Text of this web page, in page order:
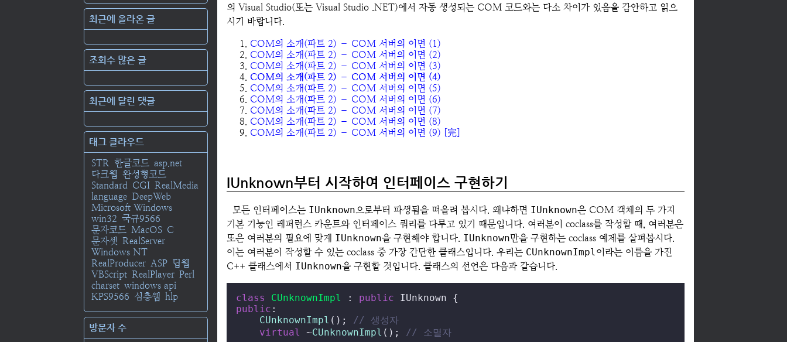
최근에 올라온 글
조회수 많은 글
최근에 달린 댓글
태그 클라우드
STR 한글코드 asp.net
다크웹 완성형코드
Standard CGI RealMedia
language DeepWeb
Microsoft Windows
win32 국규9566
문자코드 MacOS C
문자셋 RealServer
Windows NT
RealProducer ASP 딥웹
VBScript RealPlayer Perl
charset windows api
KPS9566 심층웹 hlp
방문자 수
의 Visual Studio(또는 Visual Studio .NET)에서 자동 생성되는 COM 코드와는 다소 차이가 있음을 감안하고 읽으
시기 바랍니다.
COM의 소개(파트 2) – COM 서버의 이면 (1)
COM의 소개(파트 2) – COM 서버의 이면 (2)
COM의 소개(파트 2) – COM 서버의 이면 (3)
COM의 소개(파트 2) – COM 서버의 이면 (4)
COM의 소개(파트 2) – COM 서버의 이면 (5)
COM의 소개(파트 2) – COM 서버의 이면 (6)
COM의 소개(파트 2) – COM 서버의 이면 (7)
COM의 소개(파트 2) – COM 서버의 이면 (8)
COM의 소개(파트 2) – COM 서버의 이면 (9) [完]
IUnknown부터 시작하여 인터페이스 구현하기
모든 인터페이스는 IUnknown으로부터 파생됨을 떠올려 봅시다. 왜냐하면 IUnknown은 COM 객체의 두 가지
기본 기능인 레퍼런스 카운트와 인터페이스 쿼리를 다루고 있기 때문입니다. 여러분이 coclass를 작성할 때, 여러분은
또은 여러분의 필요에 맞게 IUnknown을 구현해야 합니다. IUnknown만을 구현하는 coclass 예제를 살펴봅시다.
이는 여러분이 작성할 수 있는 coclass 중 가장 간단한 클래스입니다. 우리는 CUnknownImpl이라는 이름을 가진
C++ 클래스에서 IUnknown을 구현할 것입니다. 클래스의 선언은 다음과 같습니다.
class CUnknownImpl : public
public :
CUnknownImpl (); // 생성자
virtual ~CUnknownImpl (); // 소멸자